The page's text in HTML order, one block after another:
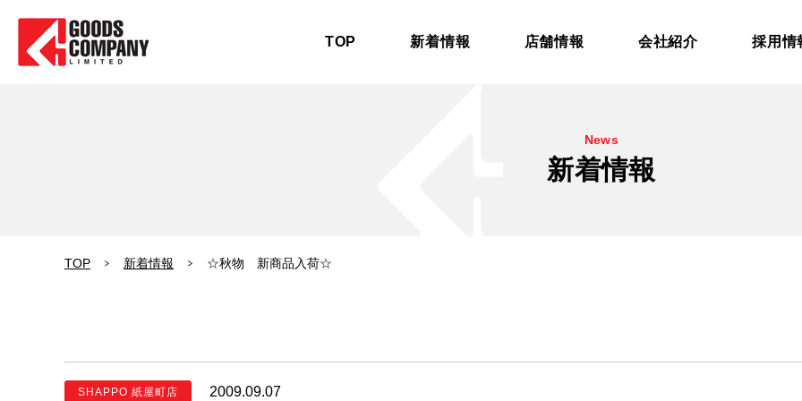
TOP 新着情報 店舗情報 会社紹介 採用情
News
新着情報
TOP 新着情報 ☆秋物 新商品入荷☆
SHAPPO 紙屋町店 2009.09.07